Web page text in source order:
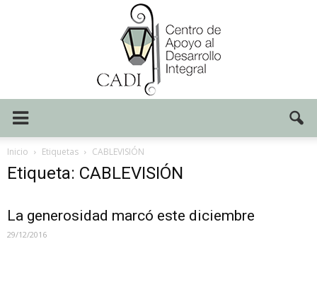
Inicio Etiquetas CABLEVISIÓN
Etiqueta: CABLEVISIÓN
La generosidad marcó este diciembre
29/12/2016